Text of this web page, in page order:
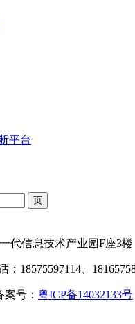
代信息技术产业园F座3楼
18575597114、
号： 粤ICP备14032133号